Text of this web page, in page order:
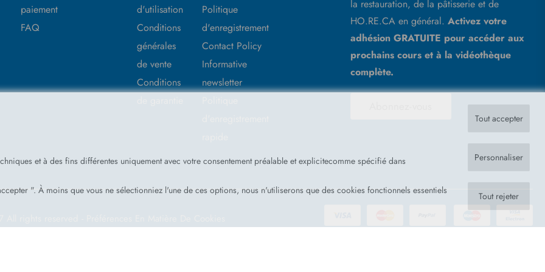
paiement
FAQ
d'utilisation
Conditions
générales
de vente
Conditions
Politique
d'enregistrement
Contact Policy
Informative
newsletter
la restauration, de la pâtisserie et de
HO.RE.CA en général.Activez votre
adhésion GRATUITE pour accéder aux
prochains cours et à la vidéothèque
complète.
et à des fins différentes uniquement avec votre consentement préalable et explicitecomme spécifié dans
". À moins que vous ne sélectionniez l'une de ces options, nous n'utiliserons que des cookies fonctionnels essentiels
Tout accepter
Personnaliser
Tout rejeter